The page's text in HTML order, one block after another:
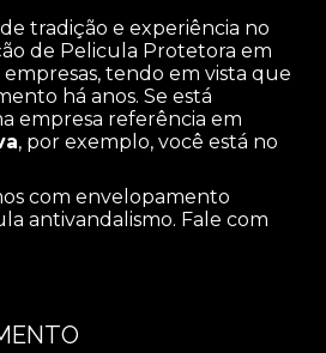
tradição e experiência no
de Pelicula Protetora em
empresas, tendo em vista que
há anos. Se está
empresa referência em
, por exemplo, você está no
com envelopamento
antivandalismo. Fale com